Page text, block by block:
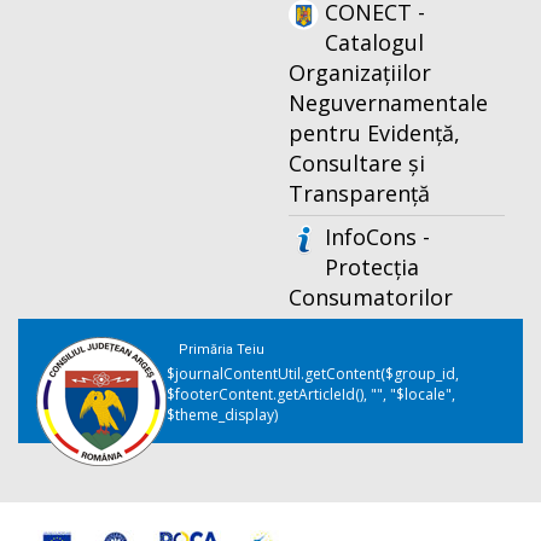
CONECT -
Catalogul
Organizațiilor
Neguvernamentale
pentru Evidență,
Consultare și
Transparență
InfoCons -
Protecția
Consumatorilor
Primăria Teiu
$journalContentUtil.getContent($group_id,
$footerContent.getArticleId(), "", "$locale",
$theme_display)